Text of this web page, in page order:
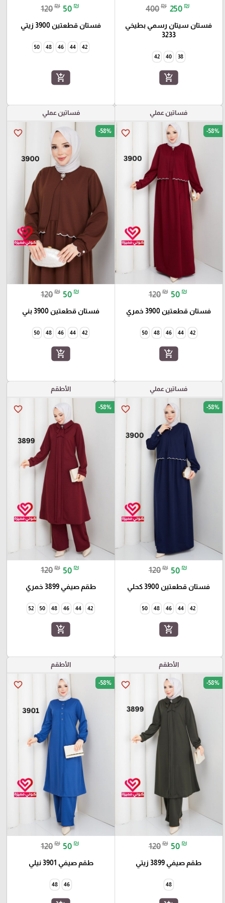
400₪ 250 ₪
فستان سيتان رسمي بطيخي
3233
38
40
42
add_shopping_cart
120₪ 50 ₪
فستان قطعتين 3900 زيتي
42
44
46
48
50
add_shopping_cart
فساتين عملي
favorite_border -58%
120₪ 50 ₪
فستان قطعتين 3900 خمري
42
44
46
48
50
add_shopping_cart
فساتين عملي
favorite_border -58%
120₪ 50 ₪
فستان قطعتين 3900 بني
42
44
46
48
50
add_shopping_cart
فساتين عملي
favorite_border -58%
120₪ 50 ₪
فستان قطعتين 3900 كحلي
42
44
46
48
50
add_shopping_cart
الأطقم
favorite_border -58%
120₪ 50 ₪
طقم صيفي 3899 خمري
42
44
46
48
50
52
add_shopping_cart
الأطقم
favorite_border -58%
120₪ 50 ₪
طقم صيفي 3899 زيتي
48
الأطقم
favorite_border -58%
120₪ 50 ₪
طقم صيفي 3901 نيلي
46
48